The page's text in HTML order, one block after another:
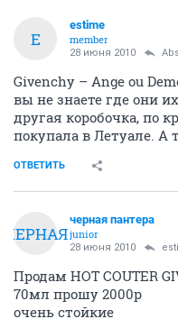
E
estime
member
28 июня 2010
Givenchy – Ange ou
вы не знаете где они
другая коробочка, по
покупала в Летуале. А
ОТВЕТИТЬ
ЧЕРНАЯ
черная пантера
junior
28 июня 2010
Продам HOT COUTER
70мл прошу 2000р
очень стойкие